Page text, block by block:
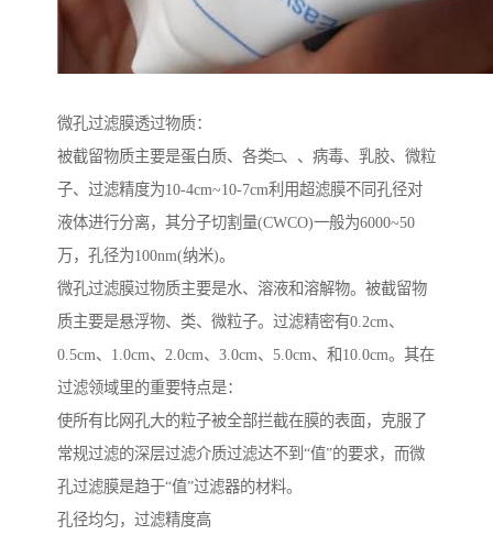
微孔过滤膜透过物质：
被截留物质主要是蛋白质、各类□、、病毒、乳胶、微粒
子、过滤精度为10-4cm~10-7cm利用超滤膜不同孔径对
液体进行分离，其分子切割量(CWCO)一般为6000~50
万，孔径为100nm(纳米)。
微孔过滤膜过物质主要是水、溶液和溶解物。被截留物
质主要是悬浮物、类、微粒子。过滤精密有0.2cm、
0.5cm、1.0cm、2.0cm、3.0cm、5.0cm、和10.0cm。其在
过滤领域里的重要特点是：
使所有比网孔大的粒子被全部拦截在膜的表面，克服了
常规过滤的深层过滤介质过滤达不到“值”的要求，而微
孔过滤膜是趋于“值”过滤器的材料。
孔径均匀，过滤精度高